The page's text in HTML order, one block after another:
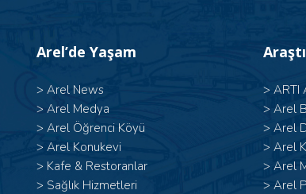
Arel’de Yaşam
> Arel News
> Arel Medya
> Arel Öğrenci Köyü
> Arel Konukevi
> Kafe & Restoranlar
> Sağlık Hizmetleri
> ARTI
> Arel
> Arel
> Arel
> Arel
> Arel